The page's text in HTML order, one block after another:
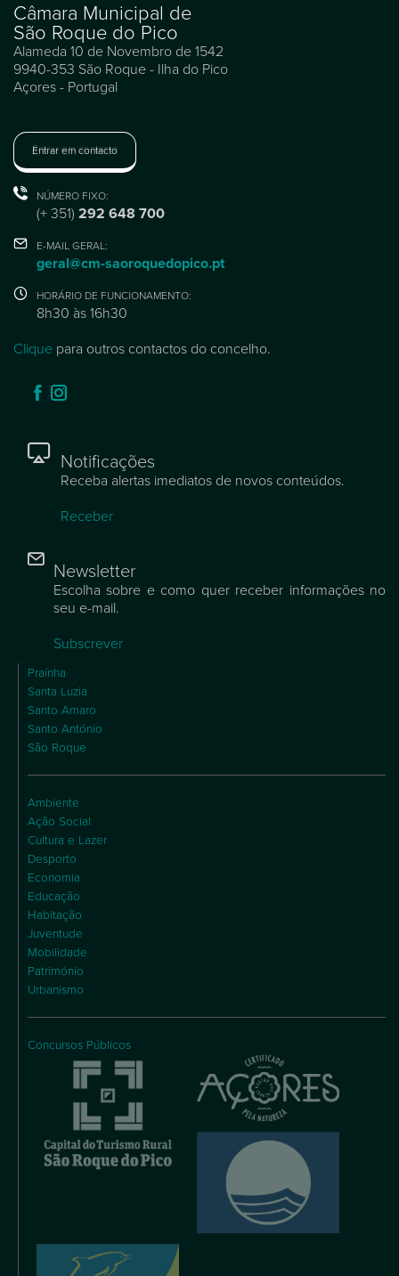
Câmara Municipal de
São Roque do Pico
Alameda 10 de Novembro de 1542
9940-353 São Roque - Ilha do Pico
Açores - Portugal
Entrar em contacto
NÚMERO FIXO:
(+ 351) 292 648 700
E-MAIL GERAL:
geral@cm-saoroquedopico.pt
HORÁRIO DE FUNCIONAMENTO:
8h30 às 16h30
Clique para outros contactos do concelho.
Notificações
Receba alertas imediatos de novos conteúdos.
Receber
Newsletter
Escolha sobre e como quer receber informações no
seu e-mail.
Subscrever
Praínha
Santa Luzia
Santo Amaro
Santo António
São Roque
Ambiente
Ação Social
Cultura e Lazer
Desporto
Economia
Educação
Habitação
Juventude
Mobilidade
Património
Urbanismo
Concursos Públicos